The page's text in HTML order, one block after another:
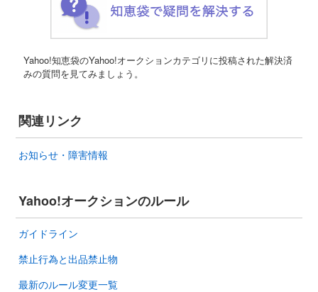
Yahoo!知恵袋のYahoo!オークションカテゴリに投稿された解決済
みの質問を見てみましょう。
関連リンク
お知らせ・障害情報
Yahoo!オークションのルール
ガイドライン
禁止行為と出品禁止物
最新のルール変更一覧